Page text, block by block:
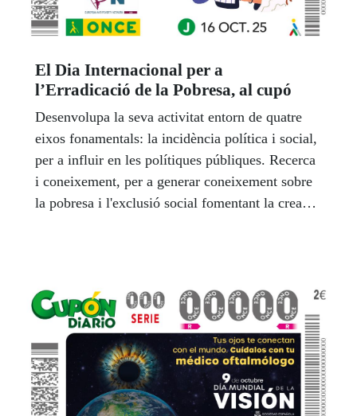
El Dia Internacional per a
l’Erradicació de la Pobresa, al cupó
Desenvolupa la seva activitat entorn de quatre
eixos fonamentals: la incidència política i social,
per a influir en les polítiques públiques. Recerca
i coneixement, per a generar coneixement sobre
la pobresa i l'exclusió social fomentant la creació